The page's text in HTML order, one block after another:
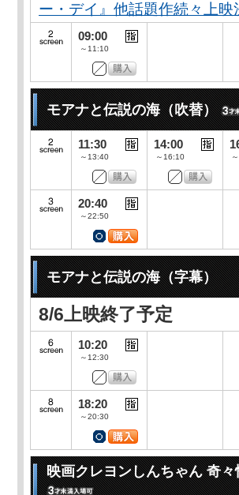
ー・デイ』他話題作続々上映
09:00
～11:10
モアナと伝説の海（吹替）
11:30
～13:40
14:00
～16:10
20:40
～22:50
モアナと伝説の海（字幕）
8/6上映終了予定
10:20
～12:30
18:20
～20:30
映画クレヨンしんちゃん 奇